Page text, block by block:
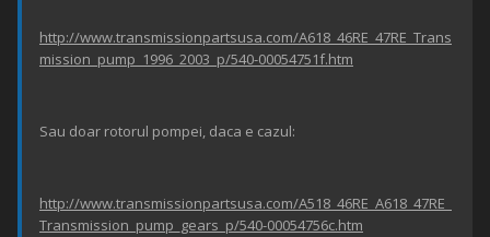
http://www.transmissionpartsusa.com/A618_46RE_47RE_Trans
mission_pump_1996_2003_p/540-00054751f.htm
Sau doar rotorul pompei, daca e cazul:
http://www.transmissionpartsusa.com/A518_46RE_A618_47RE_
Transmission_pump_gears_p/540-00054756c.htm